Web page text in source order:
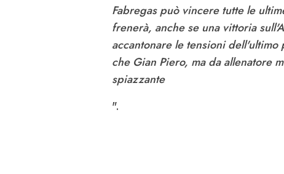
Fabregas può vincere tutte le
frenerà, anche se una vittoria
accantonare le tensioni
che Gian Piero, ma da allenatore
spiazzante
".